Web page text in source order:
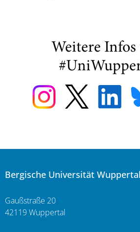
Weitere Infos
Bergische Universität Wuppertal
Gaußstraße 20
42119 Wuppertal